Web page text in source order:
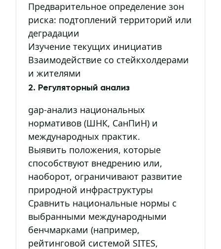
Предварительное определение зон
риска: подтоплений территорий или
деградации
Изучение текущих инициатив
Взаимодействие со стейкхолдерами
и жителями
2. Регуляторный анализ
gap-анализ национальных
нормативов (ШНК, СанПиН) и
международных практик.
Выявить положения, которые
способствуют внедрению или,
наоборот, ограничивают развитие
природной инфраструктуры
Сравнить национальные нормы с
выбранными международными
бенчмарками (например,
рейтинговой системой SITES,